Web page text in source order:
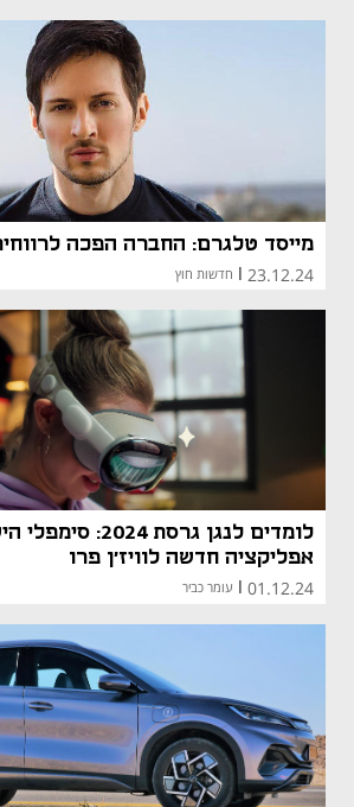
מייסד טלגרם: החברה הפכה לרווחית
23.12.24
| חדשות חוץ
לומדים לנגן גרסת
אפליקציה חדשה לוויז'ן פרו
01.12.24 עומר כביר